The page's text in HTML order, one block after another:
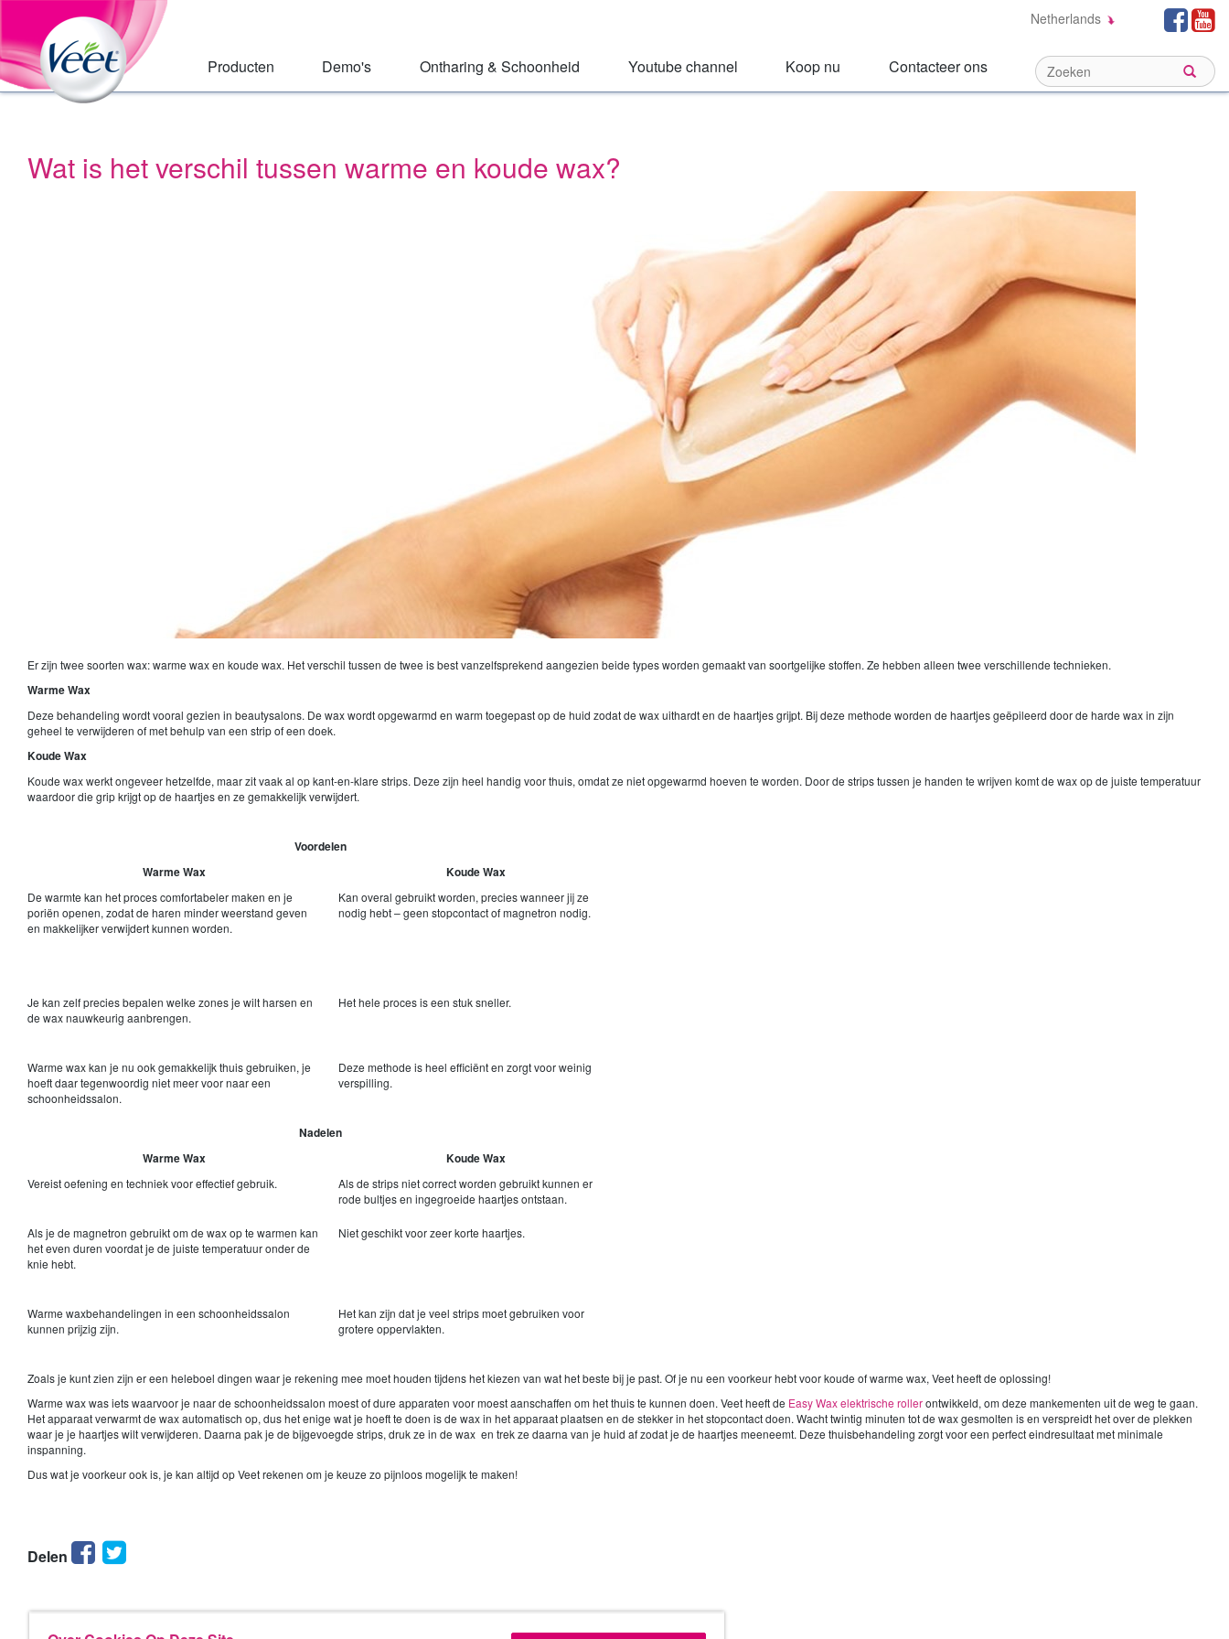
Primary
Navigation,
Main
Content
Huis Social
Links:
Netherlands
Main
Navigation Producten Demo's Ontharing & Schoonheid Youtube channel Koop nu Contacteer ons
Wat is het verschil tussen warme en koude wax?
Er zijn twee soorten wax: warme wax en koude wax. Het verschil tussen de twee is best vanzelfsprekend aangezien beide types worden gemaakt van soortgelijke stoffen. Ze hebben alleen twee verschillende technieken.
Warme Wax
Deze behandeling wordt vooral gezien in beautysalons. De wax wordt opgewarmd en warm toegepast op de huid zodat de wax uithardt en de haartjes grijpt. Bij deze methode worden de haartjes geëpileerd door de harde wax in zijn
geheel te verwijderen of met behulp van een strip of een doek.
Koude Wax
Koude wax werkt ongeveer hetzelfde, maar zit vaak al op kant-en-klare strips. Deze zijn heel handig voor thuis, omdat ze niet opgewarmd hoeven te worden. Door de strips tussen je handen te wrijven komt de wax op de juiste temperatuur
waardoor die grip krijgt op de haartjes en ze gemakkelijk verwijdert.
Voordelen
Warme Wax
Koude Wax
De warmte kan het proces comfortabeler maken en je
poriën openen, zodat de haren minder weerstand geven
en makkelijker verwijdert kunnen worden.
Kan overal gebruikt worden, precies wanneer jij ze
nodig hebt – geen stopcontact of magnetron nodig.
Je kan zelf precies bepalen welke zones je wilt harsen en
de wax nauwkeurig aanbrengen.
Het hele proces is een stuk sneller.
Warme wax kan je nu ook gemakkelijk thuis gebruiken, je
hoeft daar tegenwoordig niet meer voor naar een
schoonheidssalon.
Deze methode is heel efficiënt en zorgt voor weinig
verspilling.
Nadelen
Warme Wax
Koude Wax
Vereist oefening en techniek voor effectief gebruik.
Als de strips niet correct worden gebruikt kunnen er
rode bultjes en ingegroeide haartjes ontstaan.
Als je de magnetron gebruikt om de wax op te warmen kan
het even duren voordat je de juiste temperatuur onder de
knie hebt.
Niet geschikt voor zeer korte haartjes.
Warme waxbehandelingen in een schoonheidssalon
kunnen prijzig zijn.
Het kan zijn dat je veel strips moet gebruiken voor
grotere oppervlakten.
Zoals je kunt zien zijn er een heleboel dingen waar je rekening mee moet houden tijdens het kiezen van wat het beste bij je past. Of je nu een voorkeur hebt voor koude of warme wax, Veet heeft de oplossing!
Warme wax was iets waarvoor je naar de schoonheidssalon moest of dure apparaten voor moest aanschaffen om het thuis te kunnen doen. Veet heeft de Easy Wax elektrische rollerontwikkeld, om deze mankementen uit de weg te gaan.
Het apparaat verwarmt de wax automatisch op, dus het enige wat je hoeft te doen is de wax in het apparaat plaatsen en de stekker in het stopcontact doen. Wacht twintig minuten tot de wax gesmolten is en verspreidt het over de plekken
waar je je haartjes wilt verwijderen. Daarna pak je de bijgevoegde strips, druk ze in de wax en trek ze daarna van je huid af zodat je de haartjes meeneemt. Deze thuisbehandeling zorgt voor een perfect eindresultaat met minimale
inspanning.
Dus wat je voorkeur ook is, je kan altijd op Veet rekenen om je keuze zo pijnloos mogelijk te maken!
Delen Facebook
Twitter